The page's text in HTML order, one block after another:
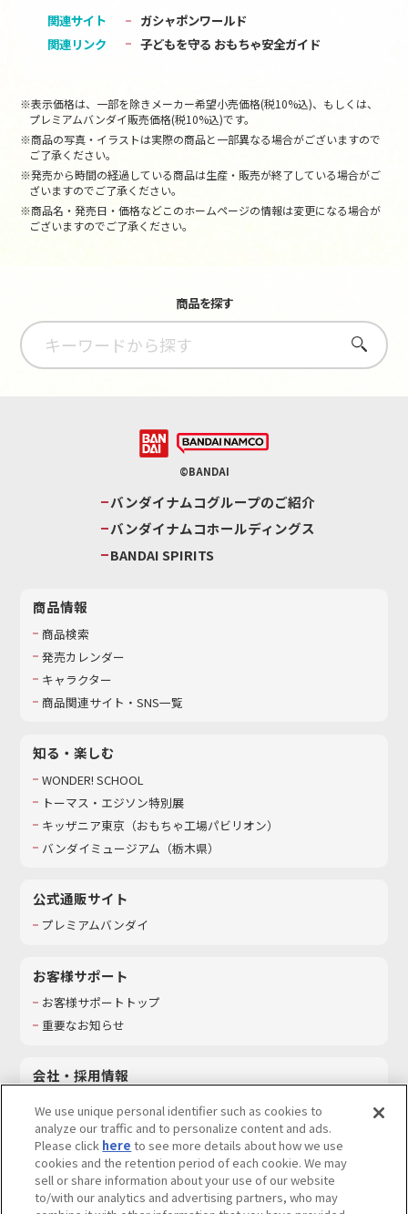
関連サイト
ガシャポンワールド
関連リンク
子どもを守る おもちゃ安全ガイド
※表示価格は、一部を除きメーカー希望小売価格(税10%込)、もしくは、
プレミアムバンダイ販売価格(税10%込)です。
※商品の写真・イラストは実際の商品と一部異なる場合がございますので
ご了承ください。
※発売から時間の経過している商品は生産・販売が終了している場合がご
ざいますのでご了承ください。
※商品名・発売日・価格などこのホームページの情報は変更になる場合が
ございますのでご了承ください。
商品を探す
さがす
©BANDAI
バンダイナムコグループのご紹介
バンダイナムコホールディングス
BANDAI SPIRITS
商品情報
商品検索
発売カレンダー
キャラクター
商品関連サイト・SNS一覧
知る・楽しむ
WONDER! SCHOOL
トーマス・エジソン特別展
キッザニア東京（おもちゃ工場パビリオン）​
バンダイミュージアム（栃木県）
公式通販サイト
プレミアムバンダイ
お客様サポート
お客様サポートトップ
重要なお知らせ
会社・採用情報
採用情報
サステナビリティ
お問い合わせ
We use unique personal identifier such as cookies to
analyze our traffic and to personalize content and ads.
Please click here to see more details about how we use
cookies and the retention period of each cookie. We may
sell or share information about your use of our website
to/with our analytics and advertising partners, who may